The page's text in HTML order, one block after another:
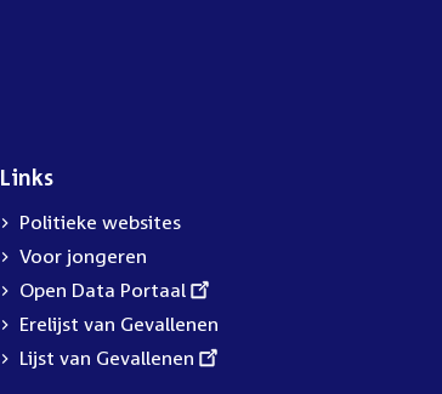
Links
Politieke websites
Voor jongeren
External
link:
Open Data Portaal
Erelijst van Gevallenen
External
Lijst van Gevallenen